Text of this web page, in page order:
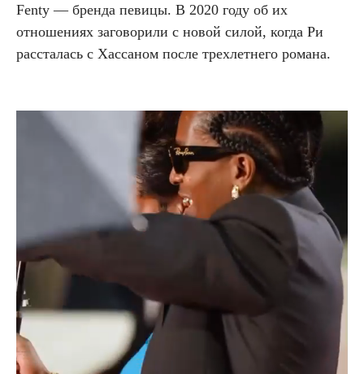
Fenty — бренда певицы. В 2020 году об их
отношениях заговорили с новой силой, когда Ри
рассталась с Хассаном после трехлетнего романа.